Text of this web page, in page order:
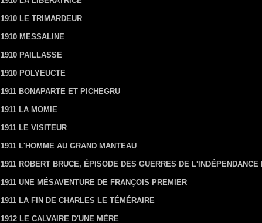
1910 LE TRIMARDEUR
1910 MESSALINE
1910 PAILLASSE
1910 POLYEUCTE
1911 BONAPARTE ET PICHEGRU
1911 LA MOMIE
1911 LE VISITEUR
1911 L'HOMME AU GRAND MANTEAU
1911 ROBERT BRUCE, ÉPISODE DES GUERRES DE L'INDÉPENDANCE
1911 UNE MÉSAVENTURE DE FRANÇOIS PREMIER
1911 LA FIN DE CHARLES LE TÉMÉRAIRE
1912 LE CALVAIRE D'UNE MÈRE